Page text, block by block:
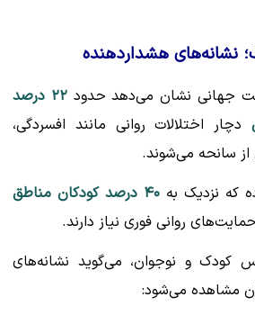
نشانه‌های هشداردهنده
جهانی نشان می‌دهد حدود
۲۲ درصد
دچار اختلالات روانی مانند افسردگی،
سانحه می‌شوند.
که نزدیک به
۴۰ درصد کودکان مناطق
روانی فوری نیاز دارند.
کودک و نوجوان، می‌گوید نشانه‌های
مشاهده می‌شود: